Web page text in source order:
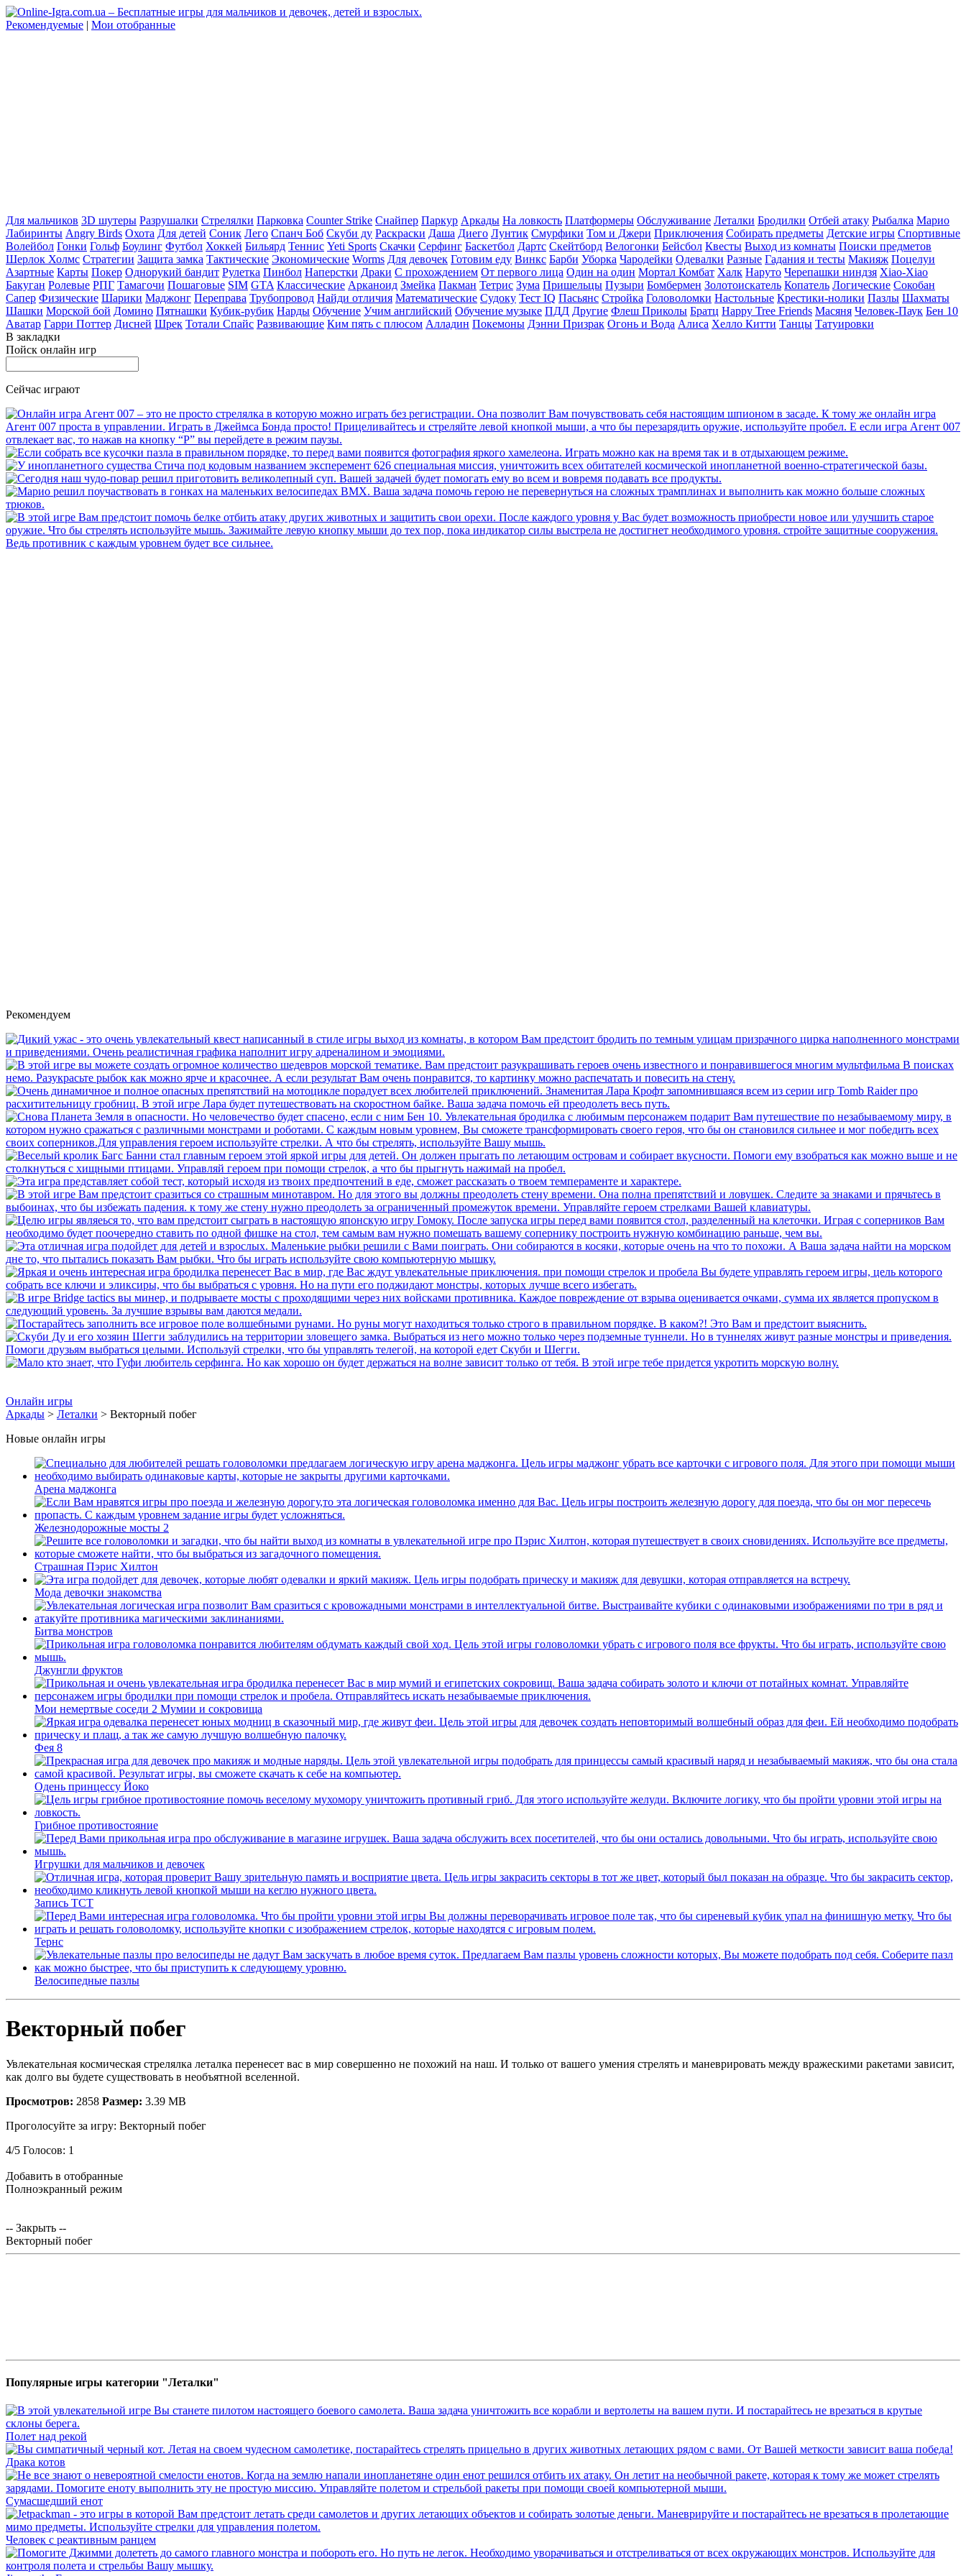
Рекомендуемые | Мои отобранные
Для мальчиков 3D шутеры Разрушалки Стрелялки Парковка Counter Strike Снайпер Паркур Аркады На ловкость Платформеры Обслуживание Леталки Бродилки Отбей атаку Рыбалка Марио
Лабиринты Angry Birds Охота Для детей Соник Лего Спанч Боб Скуби ду Раскраски Даша Диего Лунтик Смурфики Том и Джери Приключения Собирать предметы Детские игры Спортивные
Волейбол Гонки Гольф Боулинг Футбол Хоккей Бильярд Теннис Yeti Sports Скачки Серфинг Баскетбол Дартс Скейтборд Велогонки Бейсбол Квесты Выход из комнаты Поиски предметов
Шерлок Холмс Стратегии Защита замка Тактические Экономические Worms Для девочек Готовим еду Винкс Барби Уборка Чародейки Одевалки Разные Гадания и тесты Макияж Поцелуи
Азартные Карты Покер Однорукий бандит Рулетка Пинбол Наперстки Драки С прохождением От первого лица Один на один Мортал Комбат Халк Наруто Черепашки ниндзя Xiao-Xiao
Бакуган Ролевые РПГ Тамагочи Пошаговые SIM GTA Классические Арканоид Змейка Пакман Тетрис Зума Пришельцы Пузыри Бомбермен Золотоискатель Копатель Логические Сокобан
Сапер Физические Шарики Маджонг Переправа Трубопровод Найди отличия Математические Судоку Тест IQ Пасьянс Стройка Головоломки Настольные Крестики-нолики Пазлы Шахматы
Шашки Морской бой Домино Пятнашки Кубик-рубик Нарды Обучение Учим английский Обучение музыке ПДД Другие Флеш Приколы Братц Happy Tree Friends Масяня Человек-Паук Бен 10
Аватар Гарри Поттер Дисней Шрек Тотали Спайс Развивающие Ким пять с плюсом Алладин Покемоны Дэнни Призрак Огонь и Вода Алиса Хелло Китти Танцы Татуировки
В закладки
Пойск онлайн игр
Сейчас играют
Рекомендуем
Онлайн игры
Аркады > Леталки > Векторный побег
Новые онлайн игры
Арена маджонга
Железнодорожные мосты 2
Страшная Пэрис Хилтон
Мода девочки знакомства
Битва монстров
Джунгли фруктов
Мои немертвые соседи 2 Мумии и сокровища
Фея 8
Одень принцессу Йоко
Грибное противостояние
Игрушки для мальчиков и девочек
Запись ТСТ
Тернс
Велосипедные пазлы
Векторный побег
Увлекательная космическая стрелялка леталка перенесет вас в мир совершенно не похожий на наш. И только от вашего умения стрелять и маневрировать между вражескими ракетами зависит,
как долго вы будете существовать в необъятной вселенной.
Просмотров: 2858 Размер: 3.39 MB
Проголосуйте за игру: Векторный побег
4/5 Голосов: 1
Добавить в отобранные
Полноэкранный режим
-- Закрыть --
Векторный побег
Популярные игры категории "Леталки"
Полет над рекой
Драка котов
Сумасшедший енот
Человек с реактивным ранцем